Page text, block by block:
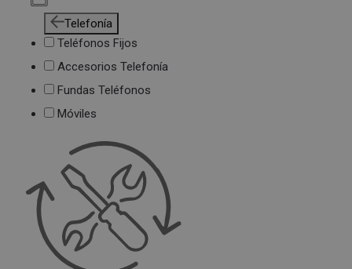
Telefonía
Teléfonos Fijos
Accesorios Telefonía
Fundas Teléfonos
Móviles